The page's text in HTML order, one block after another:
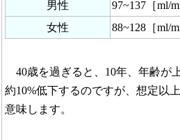
男性
97~137［ml/
女性
88~128［ml/
40歳を過ぎると、10年、年齢が
約10%低下するのですが、想定以
意味します。